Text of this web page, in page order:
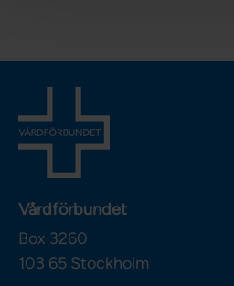
Vårdförbundet
Box 3260
103 65 Stockholm